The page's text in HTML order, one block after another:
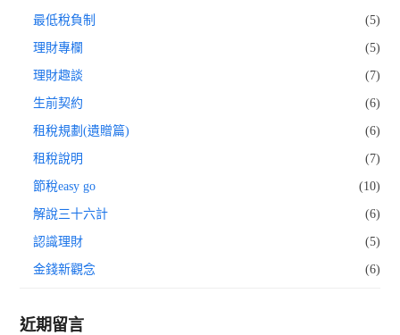
最低稅負制 (5)
理財專欄 (5)
理財趣談 (7)
生前契約 (6)
租稅規劃(遺贈篇) (6)
租稅說明 (7)
節稅easy go (10)
解說三十六計 (6)
認識理財 (5)
金錢新觀念 (6)
近期留言